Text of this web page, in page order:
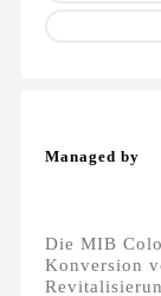
Managed by
Die MIB
Konversion